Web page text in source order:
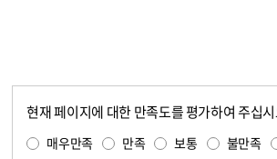
현재 페이지에 대한 만족도를 평가하여 주십
매우만족 만족 보통 불만족